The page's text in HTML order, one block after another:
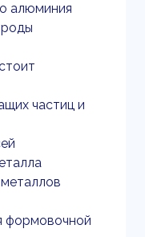
алюминия
частиц и
формовочной